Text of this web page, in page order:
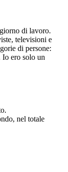
di lavoro.
televisioni e
di persone:
ero solo un
nel totale